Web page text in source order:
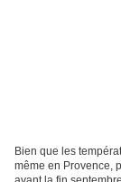
Bien que les
même en Provence,